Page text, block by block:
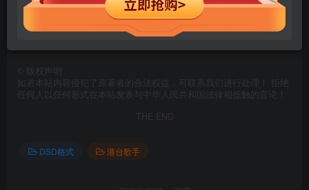
网盘链接如果失效请留言或网站底部联系客服。 本站资源只
有成通网盘，没有百度网盘（链接总掉）
版权声明
如若本站内容侵犯了原著者的合法权益，可联系我们进行处理！ 拒绝
任何人以任何形式在本站发表与中华人民共和国法律相抵触的言论！
THE END
DSD格式 港台歌手